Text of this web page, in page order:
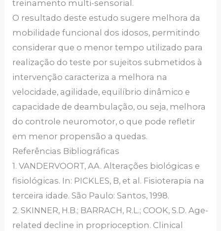
treinamento multi-sensorial.
O resultado deste estudo sugere melhora da
mobilidade funcional dos idosos, permitindo
considerar que o menor tempo utilizado para
realização do teste por sujeitos submetidos à
intervenção caracteriza a melhora na
velocidade, agilidade, equilíbrio dinâmico e
capacidade de deambulação, ou seja, melhora
do controle neuromotor, o que pode refletir
em menor propensão a quedas.
Referências Bibliográficas
1. VANDERVOORT, AA. Alterações biológicas e
fisiológicas. In: PICKLES, B, et al. Fisioterapia na
terceira idade. São Paulo: Santos, 1998.
2. SKINNER, H.B.; BARRACH, R.L.; COOK, S.D. Age-
related decline in proprioception. Clinical